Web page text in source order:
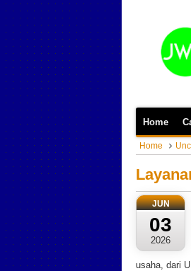
Home
Home
JUN
03
2026
usaha, dari